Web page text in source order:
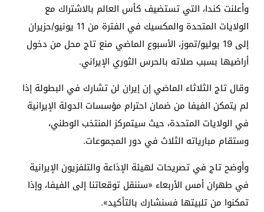
وأعلنت كندا، التي تستضيف كأس العالم بالاشتراك مع
الولايات المتحدة والمكسيك في الفترة من 11 يونيو/حزيران
إلى 19 يوليو/تموز، الأسبوع الماضي منع تاج محل من دخول
أراضيها بسبب صلاته بالحرس الثوري الإيراني.
وقال تاج الثلاثاء الماضي إن إيران لن تشارك في البطولة إذا
لم يتمكن الفيفا من ضمان احترام مؤسسات الدولة الإيرانية
في الولايات المتحدة، حيث سيتمركز المنتخب الوطني،
وستقام مبارياته الثلاث في دور المجموعات.
وأوضح تاج في تصريحات لهيئة الإذاعة والتلفزيون الإيرانية
في طهران أمس الأربعاء «سننقل توقعاتنا إلى الفيفا، وإذا
تمكنوا من تلبيتها فسنشارك بالتأكيد».